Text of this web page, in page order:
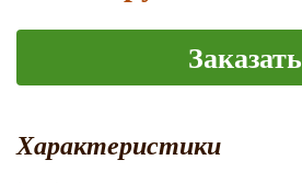
Заказать
Характеристики